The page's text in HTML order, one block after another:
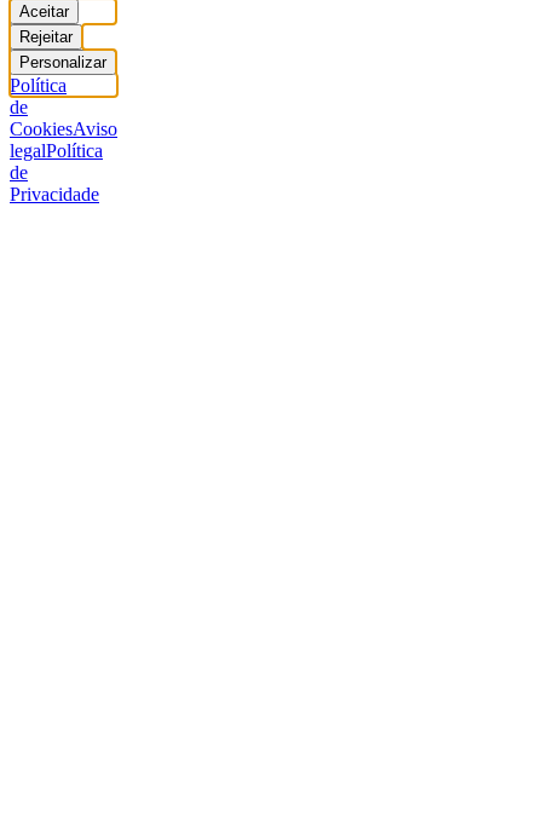
Aceitar
Rejeitar
Personalizar
Política
de
CookiesAviso
legalPolítica
de
Privacidade